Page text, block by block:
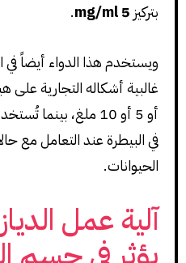
بتركيز 5 mg/ml
.
ويستخدم هذا الدواء أيضاً
أو 5 أو 10 ملغ،
في البيطرة عند التعامل مع
الحيوانات.
آلية عمل